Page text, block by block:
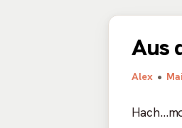
Menü
Aus
Autor
Alex